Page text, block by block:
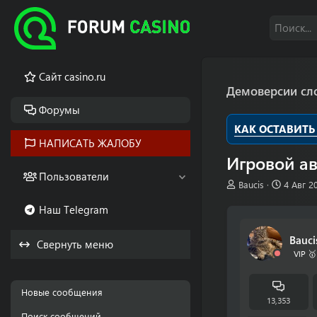
Cайт casino.ru
Форумы
НАПИСАТЬ ЖАЛОБУ
Пользователи
Наш Telegram
Свернуть меню
Новые сообщения
Демоверсии
КАК
Игровой
А
Baucis
Д
л
а
4 Авг
VIP 🥇
13,353